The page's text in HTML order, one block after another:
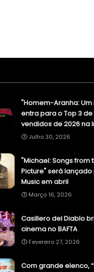
"Homem-Aranha: Um
entra para o Top 3
vendidos de 2026 na
Julho 30, 2026
"Michael: Songs from
Picture" será lançado
Music em abril
Março 16, 2026
Casillero del Diablo
cinema no BAFTA
Fevereiro 27, 2026
Com grande elenco,